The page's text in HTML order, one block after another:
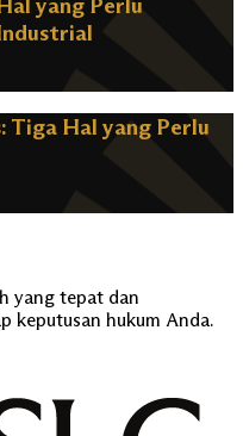
Tiga Hal yang Perlu
yang tepat dan
keputusan hukum Anda.